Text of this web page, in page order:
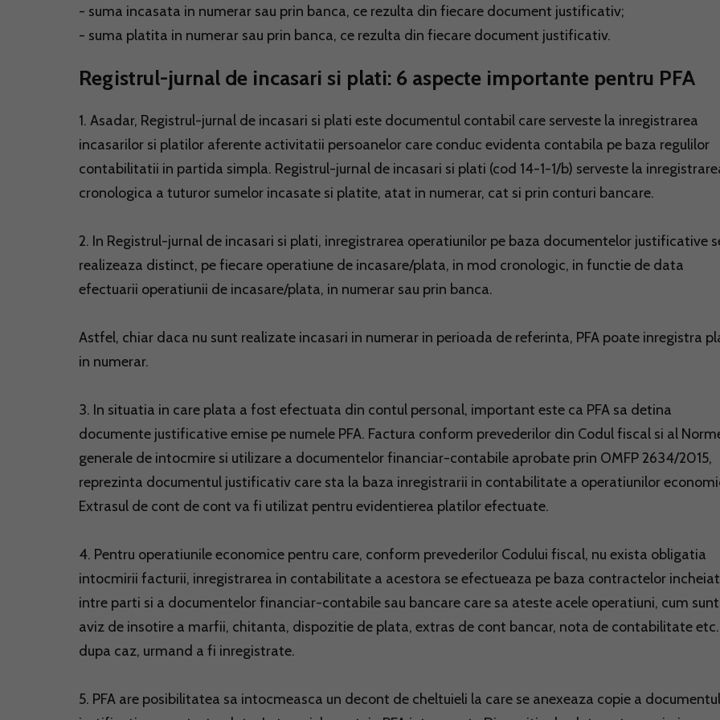
- suma incasata in numerar sau prin banca, ce rezulta din fiecare document justificativ;
- suma platita in numerar sau prin banca, ce rezulta din fiecare document justificativ.
Registrul-jurnal de incasari si plati: 6 aspecte importante pentru PFA
1. Asadar, Registrul-jurnal de incasari si plati este documentul contabil care serveste la inregistrarea
incasarilor si platilor aferente activitatii persoanelor care conduc evidenta contabila pe baza regulilor
contabilitatii in partida simpla. Registrul-jurnal de incasari si plati (cod 14-1-1/b) serveste la
cronologica a tuturor sumelor incasate si platite, atat in numerar, cat si prin conturi bancare.
2. In Registrul-jurnal de incasari si plati, inregistrarea operatiunilor pe baza documentelor justificative
realizeaza distinct, pe fiecare operatiune de incasare/plata, in mod cronologic, in functie de data
efectuarii operatiunii de incasare/plata, in numerar sau prin banca.
Astfel, chiar daca nu sunt realizate incasari in numerar in perioada de referinta, PFA poate inregistra
in numerar.
3. In situatia in care plata a fost efectuata din contul personal, important este ca PFA sa detina
documente justificative emise pe numele PFA. Factura conform prevederilor din Codul fiscal si al
generale de intocmire si utilizare a documentelor financiar-contabile aprobate prin OMFP 2634/2015,
reprezinta documentul justificativ care sta la baza inregistrarii in contabilitate a operatiunilor
Extrasul de cont de cont va fi utilizat pentru evidentierea platilor efectuate.
4. Pentru operatiunile economice pentru care, conform prevederilor Codului fiscal, nu exista obligatia
intocmirii facturii, inregistrarea in contabilitate a acestora se efectueaza pe baza contractelor
intre parti si a documentelor financiar-contabile sau bancare care sa ateste acele operatiuni, cum
aviz de insotire a marfii, chitanta, dispozitie de plata, extras de cont bancar, nota de contabilitate
dupa caz, urmand a fi inregistrate.
5. PFA are posibilitatea sa intocmeasca un decont de cheltuieli la care se anexeaza copie a